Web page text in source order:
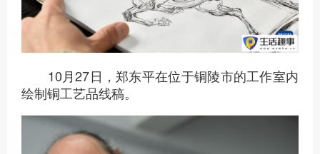
10月27日，郑东平在位于铜陵市的工作室内
绘制铜工艺品线稿。